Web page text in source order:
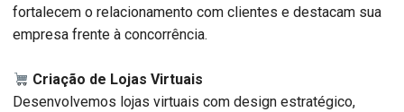
fortalecem o relacionamento com clientes e destacam sua
empresa frente à concorrência.
Criação de Lojas Virtuais
Desenvolvemos lojas virtuais com design estratégico,